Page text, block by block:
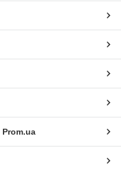
Prom.ua